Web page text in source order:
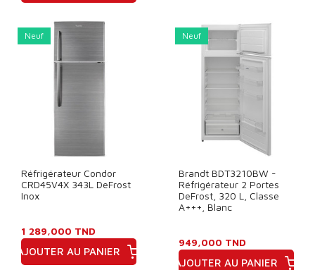
Neuf
Réfrigérateur Condor
CRD45V4X 343L DeFrost
Inox
1 289,000 TND
AJOUTER AU PANIER
Neuf
Brandt BDT3210BW -
Réfrigérateur 2 Portes
DeFrost, 320 L, Classe
A+++, Blanc
949,000 TND
AJOUTER AU PANIER